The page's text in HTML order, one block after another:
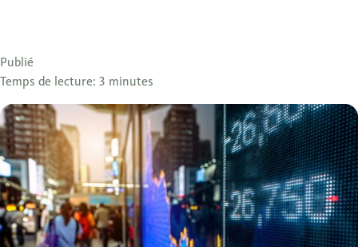
Publié
Temps de lecture: 3 minutes